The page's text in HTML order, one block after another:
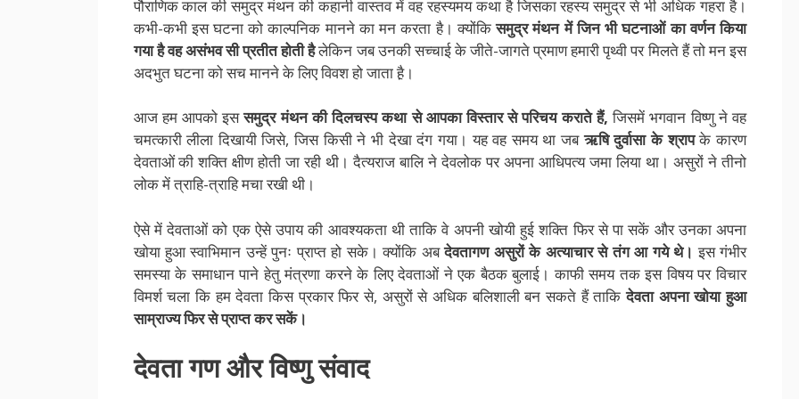
पौराणिक काल की समुद्र मंथन की कहानी वास्तव में वह रहस्यमय कथा है जिसका रहस्य समुद्र से भी अधिक गहरा है।
कभी-कभी इस घटना को काल्पनिक मानने का मन करता है। क्योंकिसमुद्र मंथन में जिन भी घटनाओं का वर्णन किया
गया है वह असंभव सी प्रतीत होती हैलेकिन जब उनकी सच्चाई के जीते-जागते प्रमाण हमारी पृथ्वी पर मिलते हैं तो मन इस
अदभुत घटना को सच मानने के लिए विवश हो जाता है़।
आज हम आपको इससमुद्र मंथन की दिलचस्प कथा से आपका विस्तार से परिचय कराते हैं, जिसमें भगवान विष्णु ने वह
चमत्कारी लीला दिखायी जिसे, जिस किसी ने भी देखा दंग गया। यह वह समय था जबऋषि दुर्वासा के श्रापके कारण
देवताओं की शक्ति क्षीण होती जा रही थी। दैत्यराज बालि ने देवलोक पर अपना आधिपत्य जमा लिया था। असुरों ने तीनो
लोक में त्राहि-त्राहि मचा रखी थी।
ऐसे में देवताओं को एक ऐसे उपाय की आवश्यकता थी ताकि वे अपनी खोयी हुई शक्ति फिर से पा सकें और उनका अपना
खोया हुआ स्वाभिमान उन्हें पुनः प्राप्त हो सके। क्योंकि अबदेवतागण असुरों के अत्याचार से तंग आ गये थे। इस गंभीर
समस्या के समाधान पाने हेतु मंत्रणा करने के लिए देवताओं ने एक बैठक बुलाई। काफी समय तक इस विषय पर विचार
विमर्श चला कि हम देवता किस प्रकार फिर से, असुरों से अधिक बलिशाली बन सकते हैं ताकि देवता अपना खोया हुआ
साम्राज्य फिर से प्राप्त कर सकें।
देवतागणऔरविष्णुसंवाद